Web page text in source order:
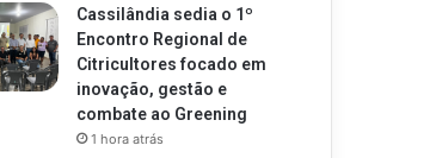
Cassilândia sedia o 1º
Encontro Regional de
Citricultores focado em
inovação, gestão e
combate ao Greening
1 hora atrás